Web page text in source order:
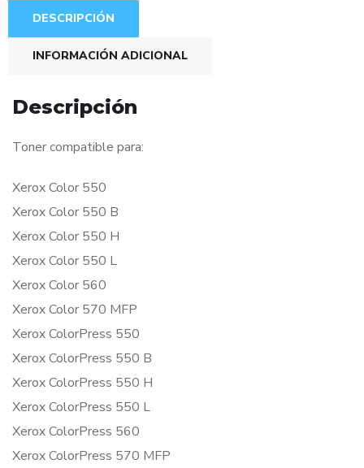
DESCRIPCIÓN
INFORMACIÓN ADICIONAL
Descripción
Toner compatible para:
Xerox Color 550
Xerox Color 550 B
Xerox Color 550 H
Xerox Color 550 L
Xerox Color 560
Xerox Color 570 MFP
Xerox ColorPress 550
Xerox ColorPress 550 B
Xerox ColorPress 550 H
Xerox ColorPress 550 L
Xerox ColorPress 560
Xerox ColorPress 570 MFP